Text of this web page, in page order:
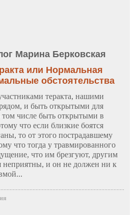
Марина Берковская
или Нормальная
обстоятельства
теракта, нашими
и быть открытыми для
числе быть открытыми в
что если близкие боятся
то от этого пострадавшему
что тогда у травмированного
что им брезгуют, другим
неприятны, и он не должен ни к